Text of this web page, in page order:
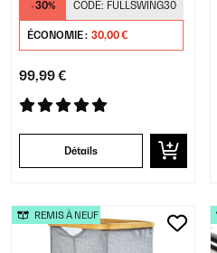
-30% CODE: FULLSWING30
ÉCONOMIE : 30,00 €
99,99 €
Détails
REMIS À NEUF